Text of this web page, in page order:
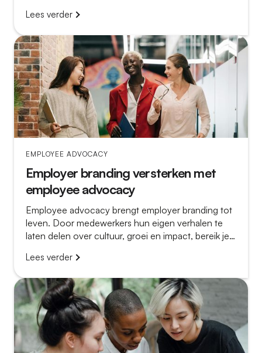
verschil maakt tussen een platform dat stof
Lees verder
EMPLOYEE ADVOCACY
Employer branding versterken met
employee advocacy
Employee advocacy brengt employer branding tot
leven. Door medewerkers hun eigen verhalen te
laten delen over cultuur, groei en impact, bereik je
vacatureposts veel overtuigender.
Lees verder